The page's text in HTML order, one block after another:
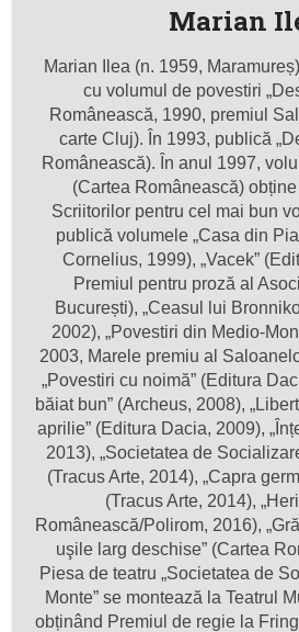
Marian
Marian Ilea (n. 1959,
cu volumul de povestiri
Românească, 1990, premiul
carte Cluj). În 1993, publică
Românească). În anul 1997,
(Cartea Românească)
Scriitorilor pentru cel mai bun
publică volumele „Casa din
Cornelius, 1999), „Vacek”
Premiul pentru proză al
București), „Ceasul lui
2002), „Povestiri din Medio-
2003, Marele premiu al
„Povestiri cu noimă” (Editura
băiat bun” (Archeus, 2008),
aprilie” (Editura Dacia, 2009),
2013), „Societatea de
(Tracus Arte, 2014), „Capra
(Tracus Arte, 2014),
Românească/Polirom, 2016),
uşile larg deschise” (Cartea
Piesa de teatru „Societatea de
Monte” se montează la Teatrul
obținând Premiul de regie la